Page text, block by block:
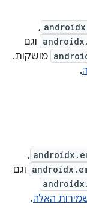
,
וגם
מושקות.
.
,
וגם
האלה.